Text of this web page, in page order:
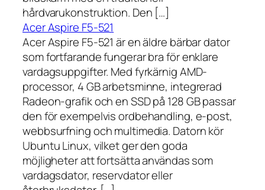
hårdvarukonstruktion. Den […]
Acer Aspire F5-521
Acer Aspire F5-521 är en äldre bärbar dator
som fortfarande fungerar bra för enklare
vardagsuppgifter. Med fyrkärnig AMD-
processor, 4 GB arbetsminne, integrerad
Radeon-grafik och en SSD på 128 GB passar
den för exempelvis ordbehandling, e-post,
webbsurfning och multimedia. Datorn kör
Ubuntu Linux, vilket ger den goda
möjligheter att fortsätta användas som
vardagsdator, reservdator eller